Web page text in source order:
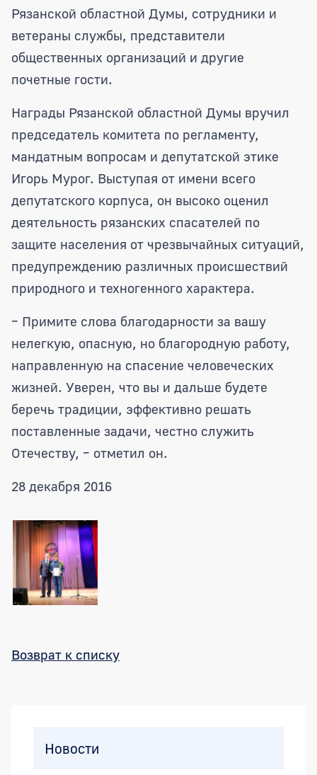
Рязанской областной Думы, сотрудники и
ветераны службы, представители
общественных организаций и другие
почетные гости.
Награды Рязанской областной Думы вручил
председатель комитета по регламенту,
мандатным вопросам и депутатской этике
Игорь Мурог. Выступая от имени всего
депутатского корпуса, он высоко оценил
деятельность рязанских спасателей по
защите населения от чрезвычайных ситуаций,
предупреждению различных происшествий
природного и техногенного характера.
– Примите слова благодарности за вашу
нелегкую, опасную, но благородную работу,
направленную на спасение человеческих
жизней. Уверен, что вы и дальше будете
беречь традиции, эффективно решать
поставленные задачи, честно служить
Отечеству, – отметил он.
28 декабря 2016
Возврат к списку
Новости